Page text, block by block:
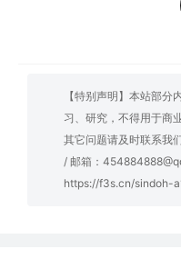
【特别声明】本站部
习、研究，不得用于商
其它问题请及时联系我
/ 邮箱：
https://f3s.cn/sindoh-